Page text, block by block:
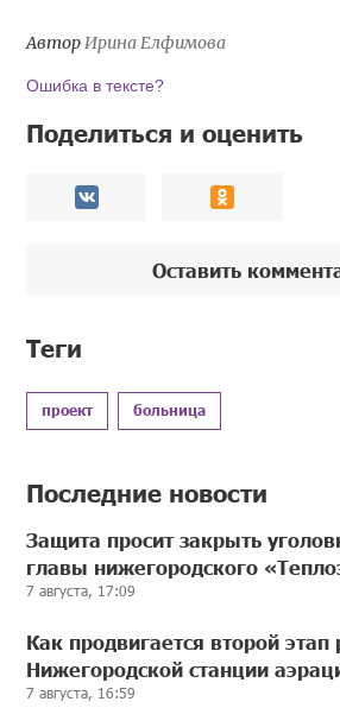
АвторИрина Елфимова
Ошибка в тексте?
Поделиться и оценить
Оставить
Теги
проект больница
Последние новости
Защита просит закрыть
главы нижегородского
7 августа, 17:09
Как продвигается второй этап
Нижегородской станции
7 августа, 16:59